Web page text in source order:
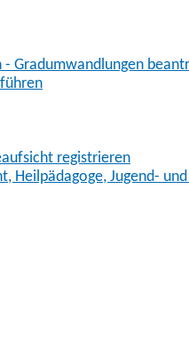
Gradumwandlungen
registrieren
Jugend-